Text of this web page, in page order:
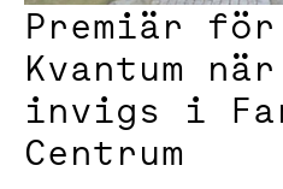
Premiär
Kvantum
invigs i
Centrum